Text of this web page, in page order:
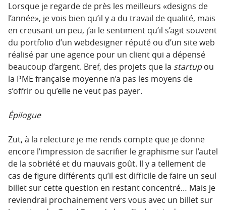
Lorsque je regarde de près les meilleurs «designs de
l’année», je vois bien qu’il y a du travail de qualité, mais
en creusant un peu, j’ai le sentiment qu’il s’agit souvent
du portfolio d’un webdesigner réputé ou d’un site web
réalisé par une agence pour un client qui a dépensé
beaucoup d’argent. Bref, des projets que la startupou
la PME française moyenne n’a pas les moyens de
s’offrir ou qu’elle ne veut pas payer.
Épilogue
Zut, à la relecture je me rends compte que je donne
encore l’impression de sacrifier le graphisme sur l’autel
de la sobriété et du mauvais goût. Il y a tellement de
cas de figure différents qu’il est difficile de faire un seul
billet sur cette question en restant concentré… Mais je
reviendrai prochainement vers vous avec un billet sur